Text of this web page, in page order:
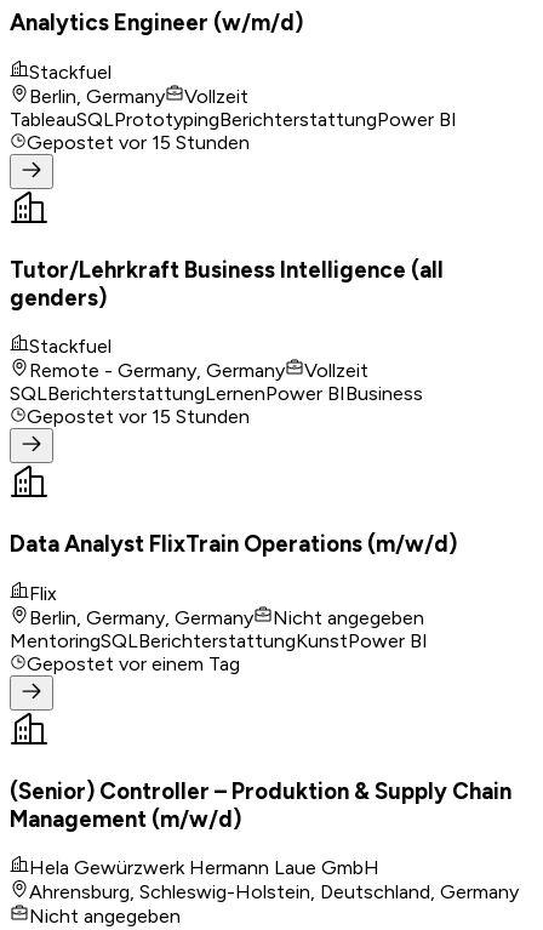
Analytics Engineer (w/m/d)
Stackfuel
Berlin, Germany
Vollzeit
TableauSQLPrototypingBerichterstattungPower BI
Gepostet vor 15 Stunden
Tutor/Lehrkraft Business Intelligence (all
genders)
Stackfuel
Remote - Germany, Germany
Vollzeit
SQLBerichterstattungLernenPower BIBusiness
Gepostet vor 15 Stunden
Data Analyst FlixTrain Operations (m/w/d)
Flix
Berlin, Germany, Germany
Nicht angegeben
MentoringSQLBerichterstattungKunstPower BI
Gepostet vor einem Tag
(Senior) Controller – Produktion & Supply Chain
Management (m/w/d)
Hela Gewürzwerk Hermann Laue GmbH
Ahrensburg, Schleswig-Holstein, Deutschland, Germany
Nicht angegeben